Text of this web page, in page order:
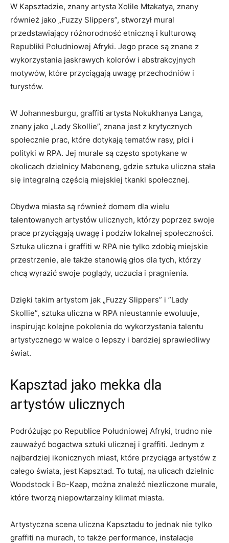
W Kapsztadzie, znany artysta Xolile Mtakatya, znany
również ⁢jako „Fuzzy Slippers”, stworzył mural
przedstawiający ⁢różnorodność etniczną i kulturową
Republiki Południowej Afryki. Jego prace są znane z
wykorzystania jaskrawych ​kolorów i abstrakcyjnych⁢
motywów, które ⁢przyciągają uwagę przechodniów i
turystów.
W Johannesburgu,‍ graffiti artysta Nokukhanya Langa,
znany‌ jako „Lady Skollie”, znana jest z krytycznych
społecznie prac, które dotykają⁤ tematów rasy, płci i
polityki w RPA.​ Jej murale są często spotykane w
okolicach dzielnicy Maboneng, gdzie sztuka uliczna stała
się⁢ integralną częścią‍ miejskiej tkanki społecznej.
Obydwa miasta są⁤ również domem dla wielu
talentowanych artystów ulicznych, którzy ‌poprzez swoje
prace przyciągają⁢ uwagę i podziw lokalnej społeczności.
Sztuka uliczna i graffiti w RPA nie tylko zdobią miejskie
przestrzenie, ale także stanowią głos dla tych, ⁤którzy
chcą wyrazić swoje poglądy, ​uczucia i pragnienia.
Dzięki takim ‍artystom jak „Fuzzy Slippers” i ‍”Lady
Skollie”, sztuka uliczna‍ w ⁤RPA nieustannie ⁤ewoluuje,
inspirując kolejne pokolenia do wykorzystania ​talentu
artystycznego w walce o lepszy i bardziej ‌sprawiedliwy
świat.
Kapsztad jako mekka dla
artystów ulicznych
Podróżując po​ Republice Południowej Afryki, trudno ⁣nie
zauważyć bogactwa sztuki ulicznej ​i graffiti. Jednym ‌z
najbardziej ikonicznych miast, ​które ⁤przyciąga artystów z
całego świata, jest Kapsztad. To tutaj, na⁢ ulicach dzielnic
Woodstock ‌i Bo-Kaap, można znaleźć niezliczone murale,
które tworzą niepowtarzalny klimat miasta.
Artystyczna scena uliczna Kapsztadu to‍ jednak nie ‍tylko
graffiti⁢ na murach, to także performance, ‍instalacje